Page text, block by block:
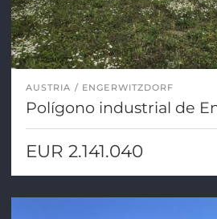
AUSTRIA ENGERWITZDORF
Polígono industrial de
EUR 2.141.040